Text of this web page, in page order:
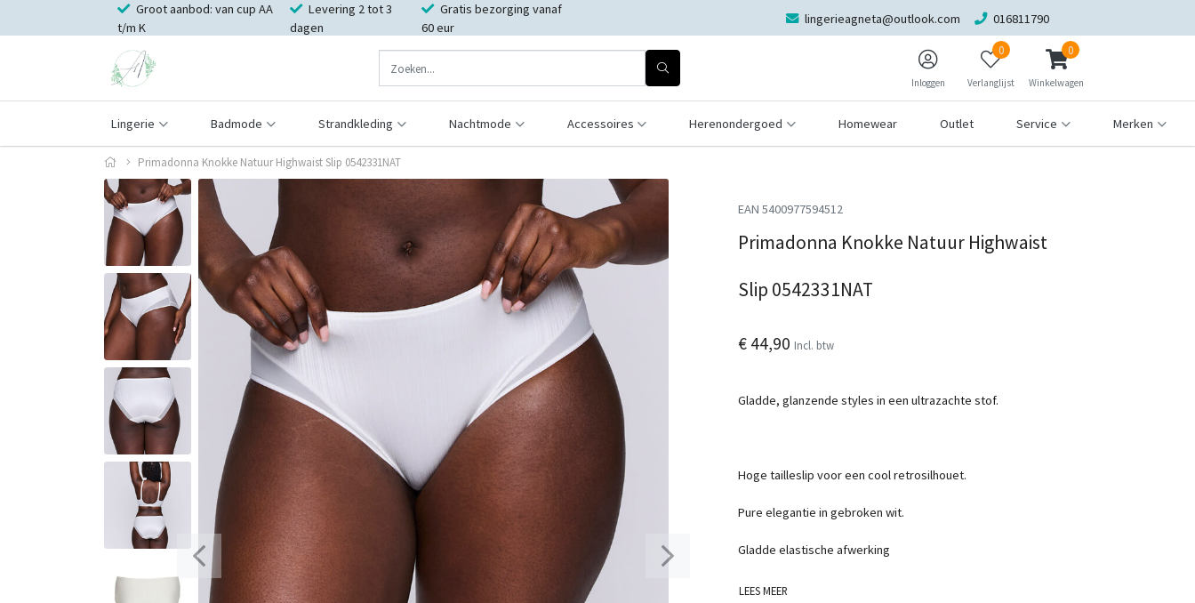
Groot aanbod: van cup AA
t/m K
Levering 2 tot 3
dagen
Gratis bezorging vanaf
60 eur
lingerieagneta@outlook.com 016811790
Inloggen
0
Verlanglijst
0
Winkelwagen
Lingerie Badmode Strandkleding Nachtmode Accessoires Herenondergoed Homewear Outlet Service Merken
Primadonna Knokke Natuur Highwaist Slip 0542331NAT
EAN 5400977594512
Primadonna Knokke Natuur Highwaist
Slip 0542331NAT
€ 44,90 Incl. btw
Gladde, glanzende styles in een ultrazachte stof.
Hoge tailleslip voor een cool retrosilhouet.
Pure elegantie in gebroken wit.
Gladde elastische afwerking
LEES MEER